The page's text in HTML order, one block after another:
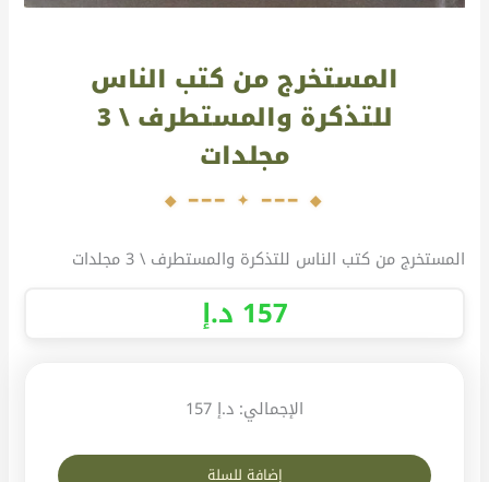
المستخرج من كتب الناس
للتذكرة والمستطرف \ 3
مجلدات
المستخرج من كتب الناس للتذكرة والمستطرف \ 3 مجلدات
إضافة للسلة
الإجمالي: د.إ 157
157 د.إ